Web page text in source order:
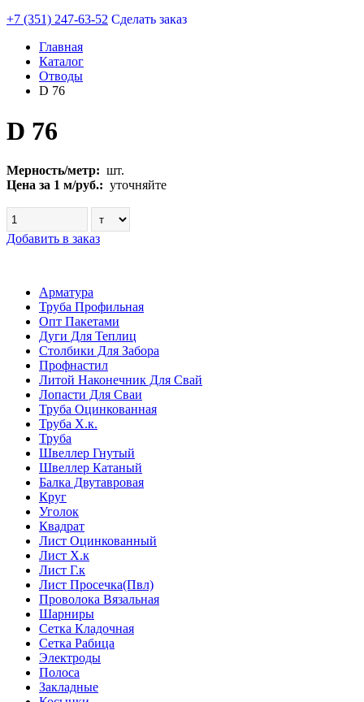
+7 (351) 247-63-52 Сделать заказ
Главная
Каталог
Отводы
D 76
D 76
Мерность/метр: шт.
Цена за 1 м/руб.: уточняйте
Добавить в заказ
Арматура
Труба Профильная
Опт Пакетами
Дуги Для Теплиц
Столбики Для Забора
Профнастил
Литой Наконечник Для Свай
Лопасти Для Сваи
Труба Оцинкованная
Труба Х.к.
Труба
Швеллер Гнутый
Швеллер Катаный
Балка Двутавровая
Круг
Уголок
Квадрат
Лист Оцинкованный
Лист Х.к
Лист Г.к
Лист Просечка(Пвл)
Проволока Вязальная
Шарниры
Сетка Кладочная
Сетка Рабица
Электроды
Полоса
Закладные